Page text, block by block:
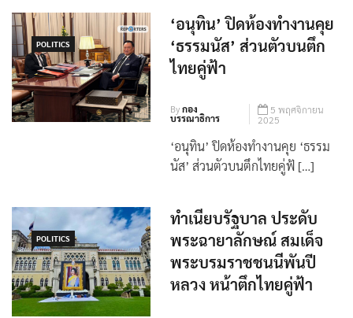
POLITICS
‘อนุทิน’ ปิดห้องทำงานคุย
‘ธรรมนัส’ ส่วนตัวบนตึก
ไทยคู่ฟ้า
Byกอง
บรรณาธิการ
5 พฤศจิกายน
2025
‘อนุทิน’ ปิดห้องทำงานคุย ‘ธรรม
นัส’ ส่วนตัวบนตึกไทยคู่ฟ้ […]
POLITICS
ทำเนียบรัฐบาล ประดับ
พระฉายาลักษณ์ สมเด็จ
พระบรมราชชนนีพันปี
หลวง หน้าตึกไทยคู่ฟ้า